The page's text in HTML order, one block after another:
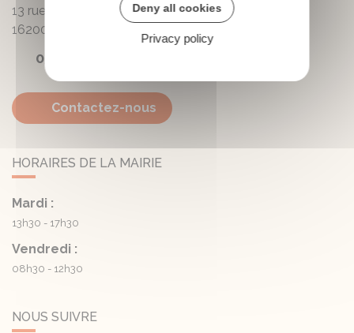
13 rue de la Mairie - Lautrait
16200
05 45 81 05 41
Contactez-nous
HORAIRES DE LA MAIRIE
Mardi :
13h30 - 17h30
Vendredi :
08h30 - 12h30
NOUS SUIVRE
Deny all cookies
Privacy policy